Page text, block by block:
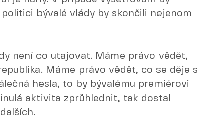
bývalé vlády by skončili nejenom
není co utajovat. Máme právo vědět,
Máme právo vědět, co se děje s
hesla, to by bývalému premiérovi
aktivita zprůhlednit, tak dostal